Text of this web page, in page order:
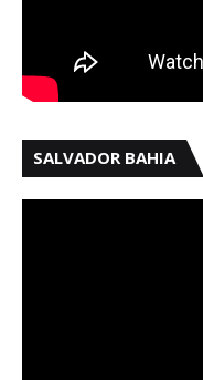
SALVADOR BAHIA